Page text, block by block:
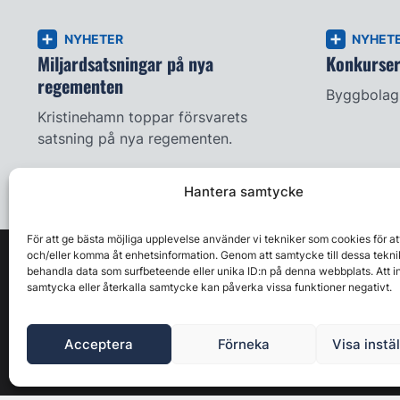
Hantera samtycke
För att ge bästa möjliga upplevelse använder vi tekniker som cookies för
och/eller komma åt enhetsinformation. Genom att samtycke till dessa
behandla data som surfbeteende eller unika ID:n på denna webbplats. Att
samtycka eller återkalla samtycke kan påverka vissa funktioner negativt.
Acceptera Förneka Visa
NYHETER
Miljardsatsningar på nya
regementen
Kristinehamn toppar försvarets
satsning på nya regementen.